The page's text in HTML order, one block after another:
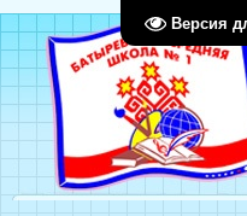
Версия